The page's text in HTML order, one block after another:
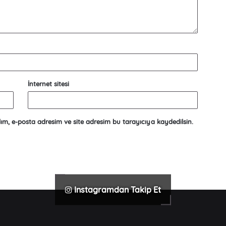
İnternet sitesi
e-posta adresim ve site adresim bu tarayıcıya kaydedilsin.
Instagramdan Takip Et